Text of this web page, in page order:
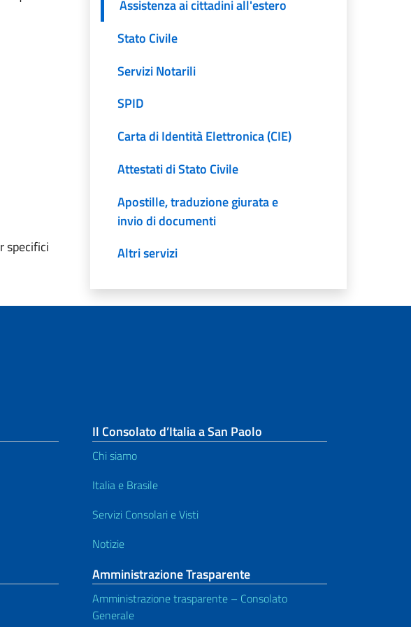
specifici
Assistenza ai cittadini all'estero
Stato Civile
Servizi Notarili
SPID
Carta di Identità Elettronica (CIE)
Attestati di Stato Civile
Apostille, traduzione giurata e
invio di documenti
Altri servizi
Il Consolato d’Italia a San Paolo
Chi siamo
Italia e Brasile
Servizi Consolari e Visti
Notizie
Amministrazione Trasparente
Amministrazione trasparente – Consolato
Generale